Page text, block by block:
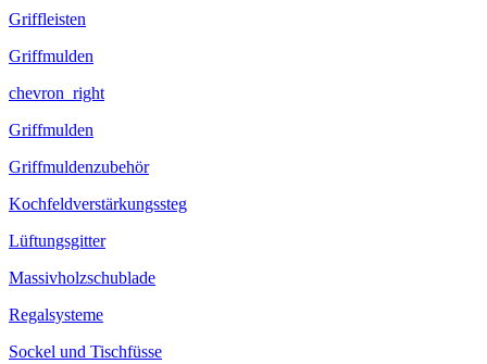
Griffleisten
Griffmulden
chevron_right
Griffmulden
Griffmuldenzubehör
Kochfeldverstärkungssteg
Lüftungsgitter
Massivholzschublade
Regalsysteme
Sockel und Tischfüsse